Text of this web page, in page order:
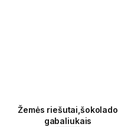
Žemės riešutai,šokolado
gabaliukais